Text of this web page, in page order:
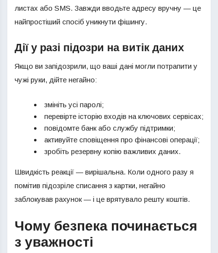
листах або SMS. Завжди вводьте адресу вручну — це
найпростіший спосіб уникнути фішингу.
Дії у разі підозри на витік даних
Якщо ви запідозрили, що ваші дані могли потрапити у
чужі руки, дійте негайно:
змініть усі паролі;
перевірте історію входів на ключових сервісах;
повідомте банк або службу підтримки;
активуйте сповіщення про фінансові операції;
зробіть резервну копію важливих даних.
Швидкість реакції — вирішальна. Коли одного разу я
помітив підозріле списання з картки, негайно
заблокував рахунок — і це врятувало решту коштів.
Чому безпека починається
з уважності